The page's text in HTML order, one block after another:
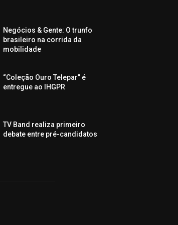
Negócios & Gente: O trunfo
brasileiro na corrida da
mobilidade
“Coleção Ouro Telepar” é
entregue ao IHGPR
TV Band realiza primeiro
debate entre pré-candidatos